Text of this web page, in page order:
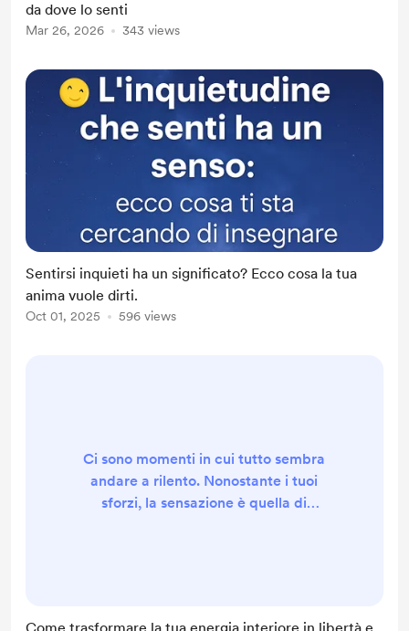
da dove lo senti
Mar 26, 2026 343 views
Sentirsi inquieti ha un significato? Ecco cosa la tua
anima vuole dirti.
Oct 01, 2025 596 views
Ci sono momenti in cui tutto sembra
andare a rilento. Nonostante i tuoi
sforzi, la sensazione è quella di